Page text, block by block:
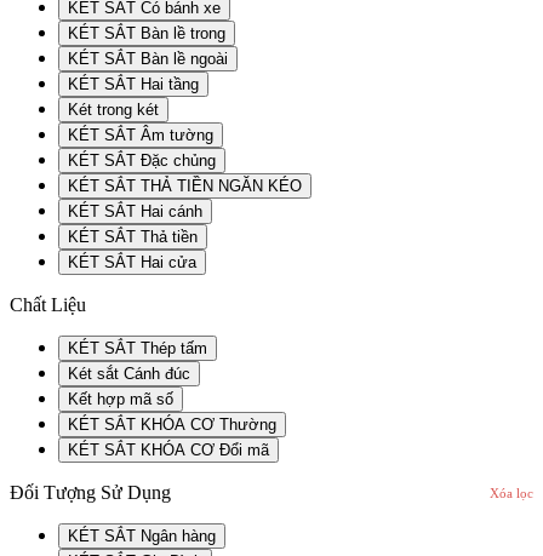
KÉT SẮT Có bánh xe
KÉT SẮT Bàn lề trong
KÉT SẮT Bàn lề ngoài
KÉT SẮT Hai tầng
Két trong két
KÉT SẮT Âm tường
KÉT SẮT Đặc chủng
KÉT SẮT THẢ TIỀN NGĂN KÉO
KÉT SẮT Hai cánh
KÉT SẮT Thả tiền
KÉT SẮT Hai cửa
Chất Liệu
KÉT SẮT Thép tấm
Két sắt Cánh đúc
Kết hợp mã số
KÉT SẮT KHÓA CƠ Thường
KÉT SẮT KHÓA CƠ Đổi mã
Đối Tượng Sử Dụng Xóa lọc
KÉT SẮT Ngân hàng